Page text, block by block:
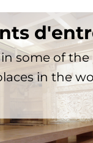
some of
in the